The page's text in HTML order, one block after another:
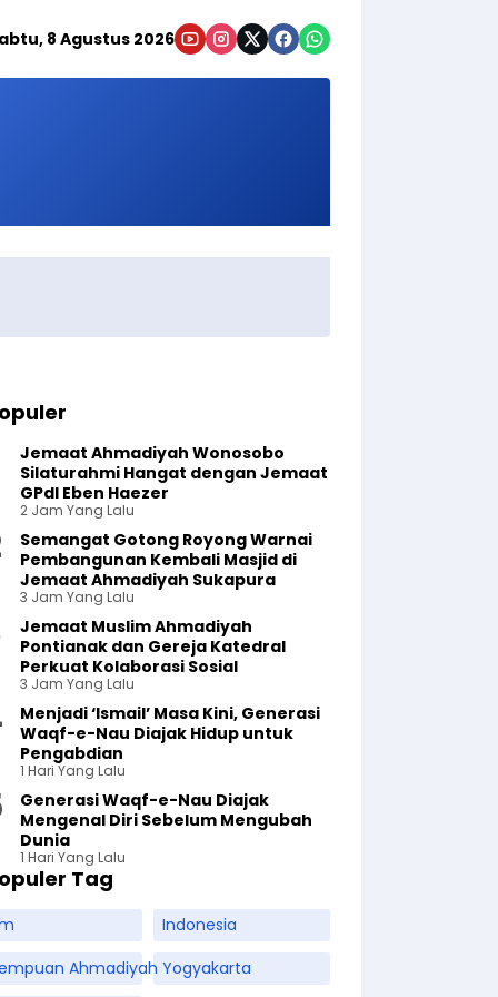
8 Agustus 2026
Jemaat Ahmadiyah Wonosobo
Silaturahmi Hangat dengan Jemaat
GPdI Eben Haezer
2 Jam Yang Lalu
Semangat Gotong Royong Warnai
Pembangunan Kembali Masjid di
Jemaat Ahmadiyah Sukapura
3 Jam Yang Lalu
Jemaat Muslim Ahmadiyah
Pontianak dan Gereja Katedral
Perkuat Kolaborasi Sosial
3 Jam Yang Lalu
Menjadi ‘Ismail’ Masa Kini, Generasi
Waqf-e-Nau Diajak Hidup untuk
Pengabdian
1 Hari Yang Lalu
Generasi Waqf-e-Nau Diajak
Mengenal Diri Sebelum Mengubah
Dunia
1 Hari Yang Lalu
Tag
Indonesia
Ahmadiyah Yogyakarta